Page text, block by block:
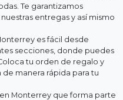
Te garantizamos
entregas y así mismo
es fácil desde
secciones, donde puedes
tu orden de regalo y
manera rápida para tu
Monterrey que forma parte